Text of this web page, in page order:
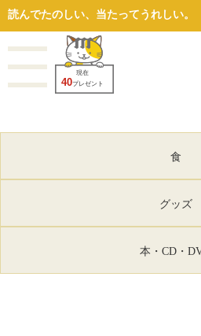
読んでたのしい、当たってうれしい。
現在
40プレゼント
食
グッズ
本・CD・